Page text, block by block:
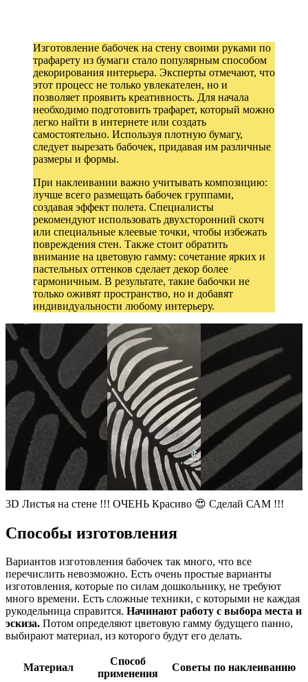
Изготовление бабочек на стену своими руками по
трафарету из бумаги стало популярным способом
декорирования интерьера. Эксперты отмечают, что
этот процесс не только увлекателен, но и
позволяет проявить креативность. Для начала
необходимо подготовить трафарет, который можно
легко найти в интернете или создать
самостоятельно. Используя плотную бумагу,
следует вырезать бабочек, придавая им различные
размеры и формы.
При наклеивании важно учитывать композицию:
лучше всего размещать бабочек группами,
создавая эффект полета. Специалисты
рекомендуют использовать двухсторонний скотч
или специальные клеевые точки, чтобы избежать
повреждения стен. Также стоит обратить
внимание на цветовую гамму: сочетание ярких и
пастельных оттенков сделает декор более
гармоничным. В результате, такие бабочки не
только оживят пространство, но и добавят
индивидуальности любому интерьеру.
3D Листья на стене !!! ОЧЕНЬ Красиво 😍 Сделай САМ !!!
Способы изготовления
Вариантов изготовления бабочек так много, что все
перечислить невозможно. Есть очень простые варианты
изготовления, которые по силам дошкольнику, не требуют
много времени. Есть сложные техники, с которыми не каждая
рукодельница справится. Начинают работу с выбора места и
эскиза. Потом определяют цветовую гамму будущего панно,
выбирают материал, из которого будут его делать.
Материал
Способ
применения
Советы по наклеиванию